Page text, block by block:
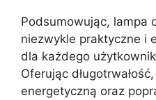
Podsumowując, lampa
niezwykle praktyczne i
dla każdego
Oferując
energetyczną oraz